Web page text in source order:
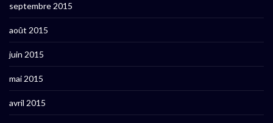
septembre 2015
août 2015
juin 2015
mai 2015
avril 2015